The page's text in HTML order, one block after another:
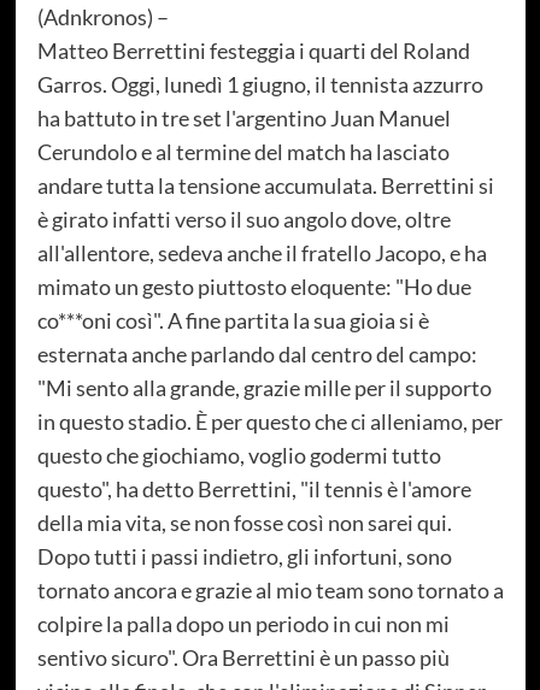
(Adnkronos) –
Matteo Berrettini festeggia i quarti del Roland
Garros. Oggi, lunedì 1 giugno, il tennista azzurro
ha battuto in tre set l'argentino Juan Manuel
Cerundolo e al termine del match ha lasciato
andare tutta la tensione accumulata. Berrettini si
è girato infatti verso il suo angolo dove, oltre
all'allentore, sedeva anche il fratello Jacopo, e ha
mimato un gesto piuttosto eloquente: "Ho due
co***oni così". A fine partita la sua gioia si è
esternata anche parlando dal centro del campo:
"Mi sento alla grande, grazie mille per il supporto
in questo stadio. È per questo che ci alleniamo, per
questo che giochiamo, voglio godermi tutto
questo", ha detto Berrettini, "il tennis è l'amore
della mia vita, se non fosse così non sarei qui.
Dopo tutti i passi indietro, gli infortuni, sono
tornato ancora e grazie al mio team sono tornato a
colpire la palla dopo un periodo in cui non mi
sentivo sicuro". Ora Berrettini è un passo più